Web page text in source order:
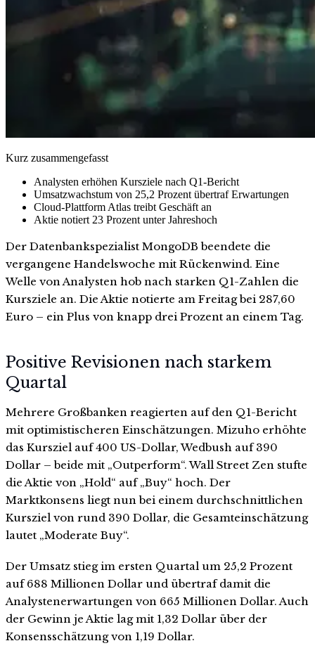
Kurz zusammengefasst
Analysten erhöhen Kursziele nach Q1-Bericht
Umsatzwachstum von 25,2 Prozent übertraf Erwartungen
Cloud-Plattform Atlas treibt Geschäft an
Aktie notiert 23 Prozent unter Jahreshoch
Der Datenbankspezialist MongoDB beendete die
vergangene Handelswoche mit Rückenwind. Eine
Welle von Analysten hob nach starken Q1-Zahlen die
Kursziele an. Die Aktie notierte am Freitag bei 287,60
Euro – ein Plus von knapp drei Prozent an einem Tag.
Positive Revisionen nach starkem
Quartal
Mehrere Großbanken reagierten auf den Q1-Bericht
mit optimistischeren Einschätzungen. Mizuho erhöhte
das Kursziel auf 400 US-Dollar, Wedbush auf 390
Dollar – beide mit „Outperform“. Wall Street Zen stufte
die Aktie von „Hold“ auf „Buy“ hoch. Der
Marktkonsens liegt nun bei einem durchschnittlichen
Kursziel von rund 390 Dollar, die Gesamteinschätzung
lautet „Moderate Buy“.
Der Umsatz stieg im ersten Quartal um 25,2 Prozent
auf 688 Millionen Dollar und übertraf damit die
Analystenerwartungen von 665 Millionen Dollar. Auch
der Gewinn je Aktie lag mit 1,32 Dollar über der
Konsensschätzung von 1,19 Dollar.